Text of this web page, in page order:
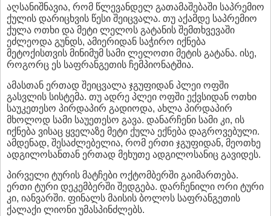
აღსანიშნავია, რომ წლევანდელ გათამაშებაში საპრემიო
ქულის დარიცხვის წესი შეიცვალა. თუ აქამდე საპრემიო
ქულა ოთხი და მეტი ლელოს გატანის შემთხვევაში
ეძლეოდა გუნდს, ამიერიდან საჭირო იქნება
მეტოქისთვის მინიმუმ სამი ლელოთი მეტის გატანა. ისე,
როგორც ეს საფრანგეთის ჩემპიონატშია.
ამასთან ერთად შეიცვალა ჯგუფიდან პლეი ოფში
გასვლის სისტემა. თუ ადრე პლეი ოფში ექვსიდან ოთხი
საუკეთესო პირდაპირ გადიოდა, ახლა პირდაპირ
მხოლოდ სამი საუეთესო გავა. დანარჩენი სამი კი, ის
იქნება ვისაც ყველაზე მეტი ქულა ექნება დაგროვებული.
ამდენად, შესაძლებელია, რომ ერთი ჯგუფიდან, მეოთხე
ადგილოსანთან ერთად მეხუთე ადგილოსანიც გავიდეს.
პირველი ტურის მატჩები ოქტომბერში გაიმართება.
ერთი ტური დეკემბერში შედგება. დარჩენილი ორი ტური
კი, იანვარში. ფინალს მაისის ბოლოს საფრანგეთის
ქალაქი ლიონი უმასპინძლებს.